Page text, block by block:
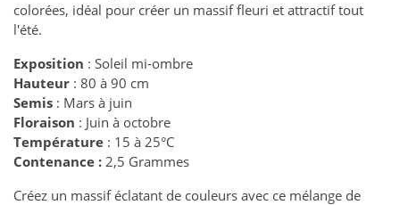
colorées, idéal pour créer un massif fleuri et attractif tout
l'été.
Exposition : Soleil mi-ombre
Hauteur : 80 à 90 cm
Semis : Mars à juin
Floraison : Juin à octobre
Température : 15 à 25°C
Contenance : 2,5 Grammes
Créez un massif éclatant de couleurs avec ce mélange de